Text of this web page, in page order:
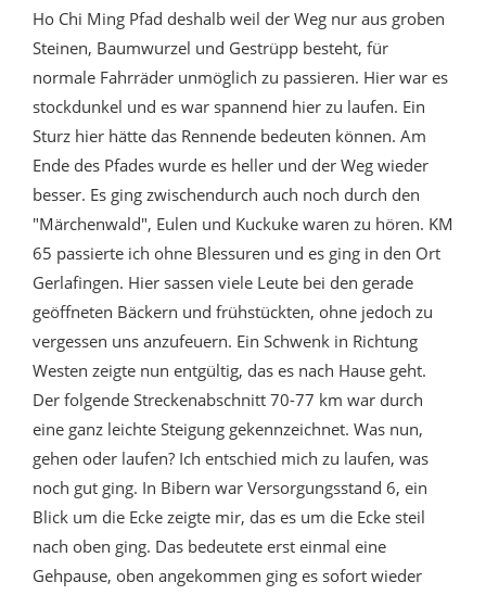
Ho Chi Ming Pfad deshalb weil der Weg nur aus groben
Steinen, Baumwurzel und Gestrüpp besteht, für
normale Fahrräder unmöglich zu passieren. Hier war es
stockdunkel und es war spannend hier zu laufen. Ein
Sturz hier hätte das Rennende bedeuten können. Am
Ende des Pfades wurde es heller und der Weg wieder
besser. Es ging zwischendurch auch noch durch den
"Märchenwald", Eulen und Kuckuke waren zu hören. KM
65 passierte ich ohne Blessuren und es ging in den Ort
Gerlafingen. Hier sassen viele Leute bei den gerade
geöffneten Bäckern und frühstückten, ohne jedoch zu
vergessen uns anzufeuern. Ein Schwenk in Richtung
Westen zeigte nun entgültig, das es nach Hause geht.
Der folgende Streckenabschnitt 70-77 km war durch
eine ganz leichte Steigung gekennzeichnet. Was nun,
gehen oder laufen? Ich entschied mich zu laufen, was
noch gut ging. In Bibern war Versorgungsstand 6, ein
Blick um die Ecke zeigte mir, das es um die Ecke steil
nach oben ging. Das bedeutete erst einmal eine
Gehpause, oben angekommen ging es sofort wieder